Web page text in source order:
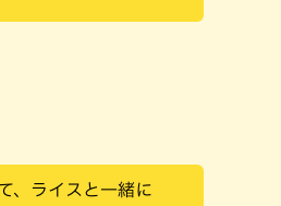
、ライスと一緒に